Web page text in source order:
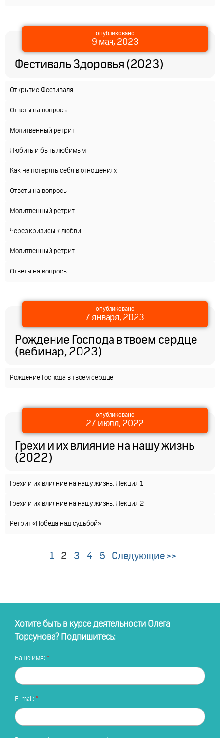
опубликовано
9 мая, 2023
Фестиваль Здоровья (2023)
Открытие Фестиваля
Ответы на вопросы
Молитвенный ретрит
Любить и быть любимым
Как не потерять себя в отношениях
Ответы на вопросы
Молитвенный ретрит
Через кризисы к любви
Молитвенный ретрит
Ответы на вопросы
опубликовано
7 января, 2023
Рождение Господа в твоем сердце
(вебинар, 2023)
Рождение Господа в твоем сердце
опубликовано
27 июля, 2022
Грехи и их влияние на нашу жизнь
(2022)
Грехи и их влияние на нашу жизнь. Лекция 1
Грехи и их влияние на нашу жизнь. Лекция 2
Ретрит «Победа над судьбой»
1 2 3 4 5 Следующие >>
Хотите быть в курсе деятельности Олега
Торсунова? Подпишитесь:
Ваше имя:
E-mail: